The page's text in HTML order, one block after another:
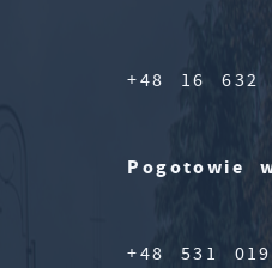
+48 16 632
Pogotowie
+48 531